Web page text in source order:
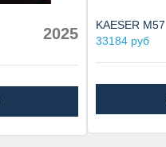
2025
KAESER M57
33184 руб